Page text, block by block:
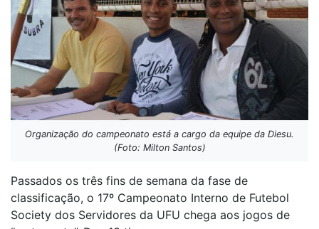
Organização do campeonato está a cargo da equipe da Diesu.
(Foto: Milton Santos)
Passados os três fins de semana da fase de
classificação, o 17º Campeonato Interno de Futebol
Society dos Servidores da UFU chega aos jogos de